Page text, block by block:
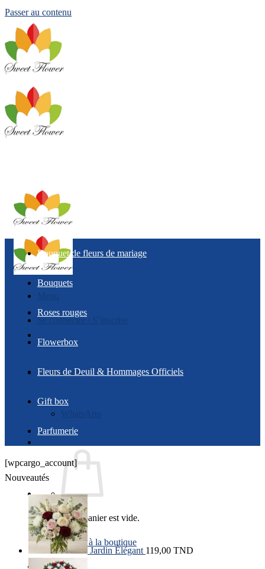
Passer au contenu
Menu
Se connecter / S’inscrire
Contact
WhatsApp
Votre panier est vide.
Retour à la boutique
Bouquet de fleurs de mariage
Bouquets
Roses rouges
Flowerbox
Fleurs de Deuil & Hommages Officiels
Gift box
Parfumerie
[wpcargo_account]
Nouveautés
Jardin Élégant 119,00 TND